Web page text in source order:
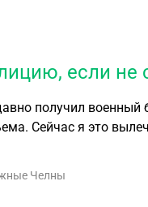
если не
я это вылечил, и
если ВВК решит, что я здоров, не
Челны